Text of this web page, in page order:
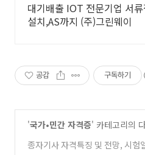
대기배출 IOT 전문기업 서
설치,AS까지 (주)그린웨이
공감 구독하기
'국가•민간 자격증' 카테고리의
종자기사 자격특징 및 전망, 시험